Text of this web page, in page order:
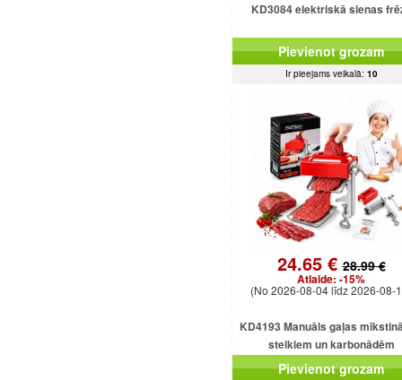
KD3084 elektriskā sienas
Pievienot grozam
Ir pieejams veikalā: 10
24.65 €28.99 €
Atlaide: -15%
(No 2026-08-04 līdz 2026-08-
KD4193 Manuāls gaļas
steikiem un karbonādēm
Pievienot grozam